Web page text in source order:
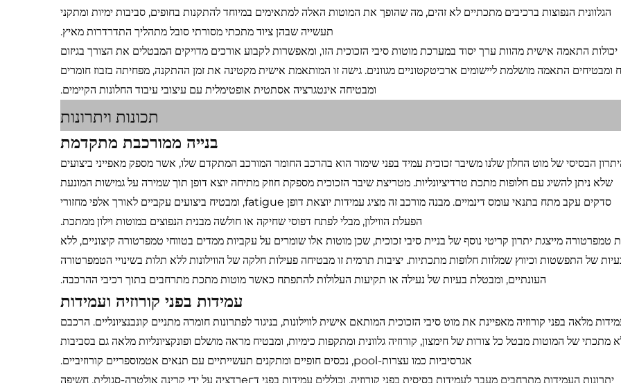
הגלוונית הנפוצות ברכיבים מתכתיים לא זהים, מה שהופך את המוטות האלה למתאימים במיוחד להתקנות בחופים, סביבות ימיות ומתקני
תעשייה שבהן ציוד מתכתי מסורתי סובל מתהליך התדרדרות מאיץ.
יכולות התאמה אישית מהוות ערך יסוד במערכת מוטות סיבי הזכוכית הזו, ומאפשרות לקבוע אורכים מדויקים המבטלים את הצורך בגיזום
ומבטיחים התאמה מושלמת ליישומים ארכיטקטוניים מגוונים. גישה זו המותאמת אישית מקטינה את זמן ההתקנה, מפחיתה בזבוז חומרים
ומבטיחה אינטגרציה אסתטית אופטימלית עם עיצובי עיבוד החלונות הקיימים.
תכונות ויתרונות
בנייה ממורכבת מתקדמת
הבסיסי של מוט החלון שלנו משיבר זכוכית עמיד בפני שימור הוא בהרכב החומר המורכב המתקדם שלו, אשר מספק מאפייני ביצועים
שלא ניתן להשיג עם חלופות מתכת טרדיציונליות. מטריצת שיבר הזכוכית מספקת חוזק מתיחה יוצא דופן תוך שמירה על גמישות המונעת
סדקים עקב מתח בתנאי עומס דינמיים. מבנה מורכב זה מציג עמידות יוצאת דופן fatigue, ומבטיח ביצועים עקביים לאורך אלפי מחזורי
הפעלת הווילון, מבלי לפתח דפוסי שחיקה או חולשה מבנית הנפוצים במוטות וילון ממתכת.
טמפרטורה מייצגת יתרון קריטי נוסף של בניית סיבי זכוכית, שכן מוטות אלו שומרים על עקביות ממדים בטווחי טמפרטורה קיצוניים, ללא
של התפשטות וכיווץ שמלוות חלופות מתכתיות. יציבות תרמית זו מבטיחה פעילות חלקה של הווילונות ללא תלות בשינויי הטמפרטורה
העונתיים, ומבטלת בעיות של נעילה או תקיעות העלולות להתפתח כאשר מוטות מתכת מתרחבים בתוך רכיבי ההרכבה.
עמידות בפני קורוזיה ועמידות
מלאה בפני קורוזיה מאפיינת את מוט סיבי הזכוכית המותאם אישית לווילונות, בניגוד לפתרונות חומרה מתניים קונבנציונליים. הרכבם
מתכתי של המוטות מבטל כל צורות של חימצון, קורוזיה גלוונית ומתקפות כימיות, ומבטיח מראה מושלם ופונקציונליות מלאה גם בסביבות
אגרסיביות כמו עצרות-pool, נכסים חופיים ומתקנים תעשייתיים עם תנאים אטמוספריים קורוזיביים.
יתרונות העמידות מתרחבים מעבר לעמידות בסיסית בפני קורוזיה, וכוללים עמידות בפני דегרדציה על ידי קרינה אולטרה-סגולית, חשיפה